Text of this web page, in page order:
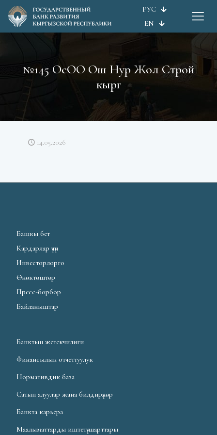
РУС
EN
№145 ОсОО Ош Нур Жол Строй
кырг
14.05.2026
Башкы бет
Кардарлар үчүн
Инвесторлорго
Өнөктөштөр
Пресс-борбор
Байланыштар
Банктын жетекчилиги
Финансылык отчеттуулук
Нормативдик база
Сатып алуулар жана билдирүүлөр
Банкта карьера
Маалыматтарды иштетүү шарттары